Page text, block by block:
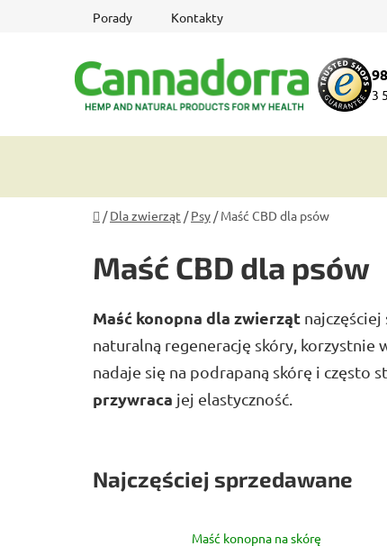
Porady Kontakty
3
Home
/ Dla zwierząt / Psy / Maść CBD dla psów
Maść CBD dla psów
Maść konopna dla zwierząt
naturalną regenerację skóry, korzystnie
nadaje się na podrapaną skórę i często
przywraca jej elastyczność.
Najczęściej sprzedawane
Maść konopna na skórę